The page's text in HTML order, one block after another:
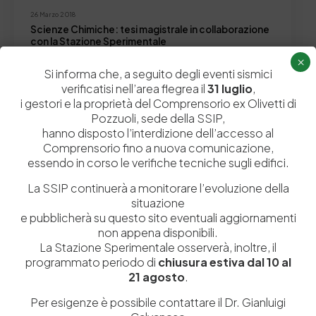
26 Marzo 2018
Scienze Chimiche: tesi magistrale in collaborazione
con la Stazione Sperimentale
inquinanti ambientali nel cuoio" è stata discussa lo…
Admin_dev2 0
Istituita a Napoli per Regio Decreto nel 1885, la Stazione
Sperimentale per l’Industria delle Pelli e delle materie concianti
(SSIP) è un Organismo di Ricerca Nazionale delle Camere di
Si informa che, a seguito degli eventi sismici
verificatisi nell’area flegrea il31 luglio,
i gestori e la proprietà del Comprensorio ex Olivetti di
Pozzuoli, sede della SSIP,
hanno disposto l’interdizione dell’accesso al
Comprensorio fino a nuova comunicazione,
essendo in corso le verifiche tecniche sugli edifici.
La SSIP continuerà a monitorare l’evoluzione della
situazione
e pubblicherà su questo sito eventuali aggiornamenti
non appena disponibili.
La Stazione Sperimentale osserverà, inoltre, il
programmato periodo di chiusura estiva dal 10 al
21 agosto.
Per esigenze è possibile contattare il Dr. Gianluigi
×